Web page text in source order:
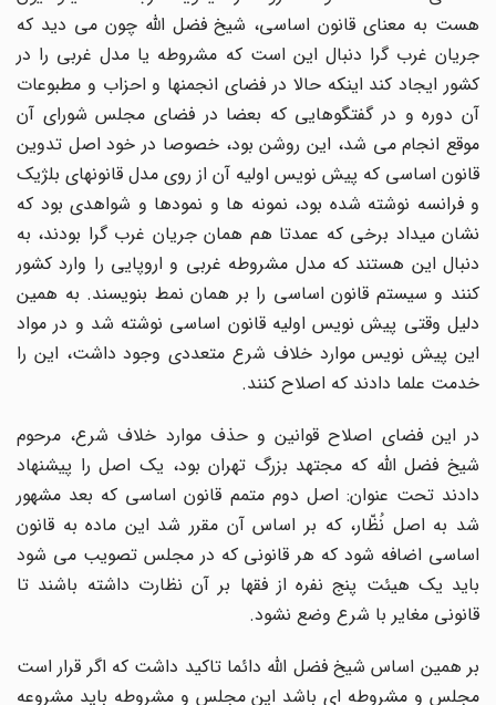
هست به معنای قانون اساسی، شیخ فضل الله چون می دید که
جریان غرب گرا دنبال این است که مشروطه یا مدل غربی را در
کشور ایجاد کند اینکه حالا در فضای انجمنها و احزاب و مطبوعات
آن دوره و در گفتگوهایی که بعضا در فضای مجلس شورای آن
موقع انجام می شد، این روشن بود، خصوصا در خود اصل تدوین
قانون اساسی که پیش نویس اولیه آن از روی مدل قانونهای بلژیک
و فرانسه نوشته شده بود، نمونه ها و نمودها و شواهدی بود که
نشان میداد برخی که عمدتا هم همان جریان غرب گرا بودند، به
دنبال این هستند که مدل مشروطه غربی و اروپایی را وارد کشور
کنند و سیستم قانون اساسی را بر همان نمط بنویسند. به همین
دلیل وقتی پیش نویس اولیه قانون اساسی نوشته شد و در مواد
این پیش نویس موارد خلاف شرع متعددی وجود داشت، این را
خدمت علما دادند که اصلاح کنند.
در این فضای اصلاح قوانین و حذف موارد خلاف شرع، مرحوم
شیخ فضل الله که مجتهد بزرگ تهران بود، یک اصل را پیشنهاد
دادند تحت عنوان: اصل دوم متمم قانون اساسی که بعد مشهور
شد به اصل نُظّار، که بر اساس آن مقرر شد این ماده به قانون
اساسی اضافه شود که هر قانونی که در مجلس تصویب می شود
باید یک هیئت پنج نفره از فقها بر آن نظارت داشته باشند تا
قانونی مغایر با شرع وضع نشود.
بر همین اساس شیخ فضل الله دائما تاکید داشت که اگر قرار است
مجلس و مشروطه ای باشد این مجلس و مشروطه باید مشروعه